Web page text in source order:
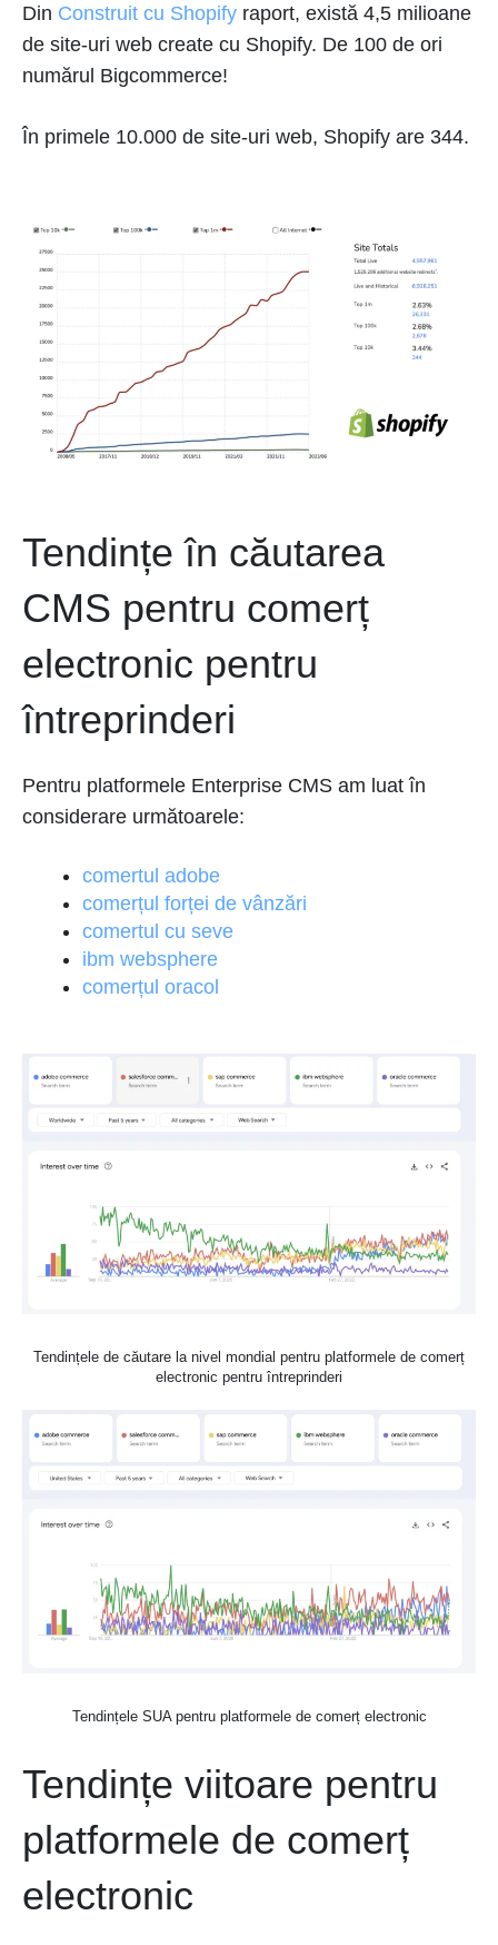
Din Construit cu Shopify raport, există 4,5 milioane
de site-uri web create cu Shopify. De 100 de ori
numărul Bigcommerce!
În primele 10.000 de site-uri web, Shopify are 344.
Tendințe în căutarea
CMS pentru comerț
electronic pentru
întreprinderi
Pentru platformele Enterprise CMS am luat în
considerare următoarele:
comertul adobe
comerțul forței de vânzări
comertul cu seve
ibm websphere
comerțul oracol
Tendințele de căutare la nivel mondial pentru platformele de comerț
electronic pentru întreprinderi
Tendințele SUA pentru platformele de comerț electronic
Tendințe viitoare pentru
platformele de comerț
electronic